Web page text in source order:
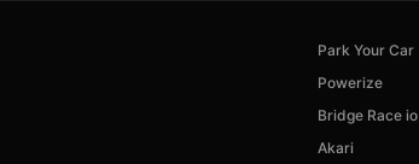
Park Your Car
Powerize
Bridge Race io
Akari